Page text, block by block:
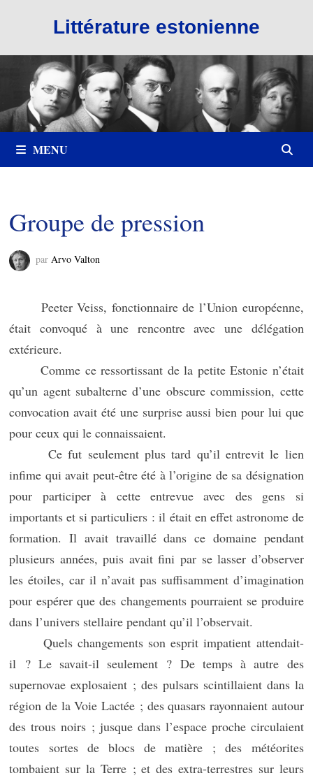
Littérature estonienne
MENU
Groupe de pression
parArvo Valton
Peeter Veiss, fonctionnaire de l’Union européenne,
était convoqué à une rencontre avec une délégation
extérieure.
Comme ce ressortissant de la petite Estonie n’était
qu’un agent subalterne d’une obscure commission, cette
convocation avait été une surprise aussi bien pour lui que
pour ceux qui le connaissaient.
Ce fut seulement plus tard qu’il entrevit le lien
infime qui avait peut-être été à l’origine de sa désignation
pour participer à cette entrevue avec des gens si
importants et si particuliers : il était en effet astronome de
formation. Il avait travaillé dans ce domaine pendant
plusieurs années, puis avait fini par se lasser d’observer
les étoiles, car il n’avait pas suffisamment d’imagination
pour espérer que des changements pourraient se produire
dans l’univers stellaire pendant qu’il l’observait.
Quels changements son esprit impatient attendait-
il ? Le savait-il seulement ? De temps à autre des
supernovae explosaient ; des pulsars scintillaient dans la
région de la Voie Lactée ; des quasars rayonnaient autour
des trous noirs ; jusque dans l’espace proche circulaient
toutes sortes de blocs de matière ; des météorites
tombaient sur la Terre ; et des extra-terrestres sur leurs